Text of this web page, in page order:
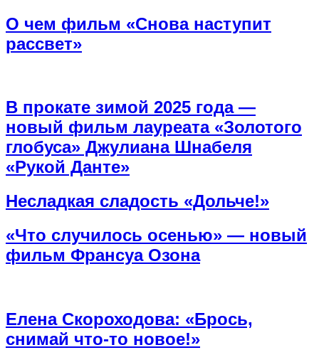
О чем фильм «Снова наступит
рассвет»
В прокате зимой 2025 года —
новый фильм лауреата «Золотого
глобуса» Джулиана Шнабеля
«Рукой Данте»
Несладкая сладость «Дольче!»
«Что случилось осенью» — новый
фильм Франсуа Озона
Елена Скороходова: «Брось,
снимай что-то новое!»